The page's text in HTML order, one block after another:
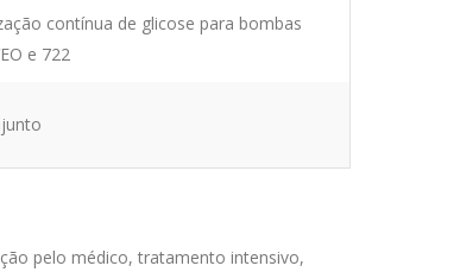
contínua de glicose para bombas
e 722
pelo médico, tratamento intensivo,